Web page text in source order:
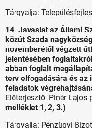
Tárgyalja:
14. Javaslat az Állami
közút Szada
novemberétől végzett
jelentésében
abban foglalt
terv elfogadására és az
feladatok
Előterjesztő: Pinér Lajos
melléklet 1,2, 3.)
Tárgyalja: Pénzügyi